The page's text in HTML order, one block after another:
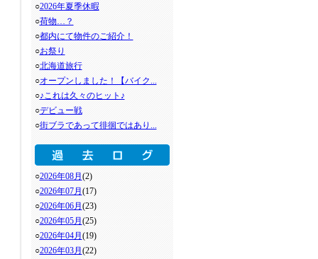
○2026年夏季休暇
○荷物…？
○都内にて物件のご紹介！
○お祭り
○北海道旅行
○オープンしました！【バイク...
○♪これは久々のヒット♪
○デビュー戦
○街ブラであって徘徊ではあり...
○2026年08月 (2)
○2026年07月 (17)
○2026年06月 (23)
○2026年05月 (25)
○2026年04月 (19)
○2026年03月 (22)